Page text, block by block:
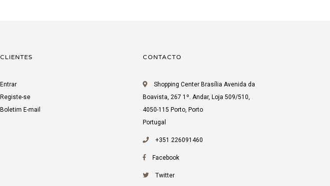
CLIENTES
Entrar
Registe-se
Boletim E-mail
CONTACTO
Shopping Center Brasília Avenida da
Boavista, 267 1º. Andar, Loja 509/510,
4050-115 Porto, Porto
Portugal
+351 226091460
Facebook
Twitter